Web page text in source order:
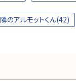
隣のアルモットくん(42)